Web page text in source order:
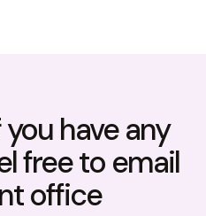
have any
free to email
office